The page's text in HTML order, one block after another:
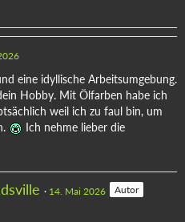
eine idyllische Arbeitsumgebung.
Hobby. Mit Ölfarben habe ich
weil ich zu faul bin, um
Ich nehme lieber die
14. Mai 2026 Autor